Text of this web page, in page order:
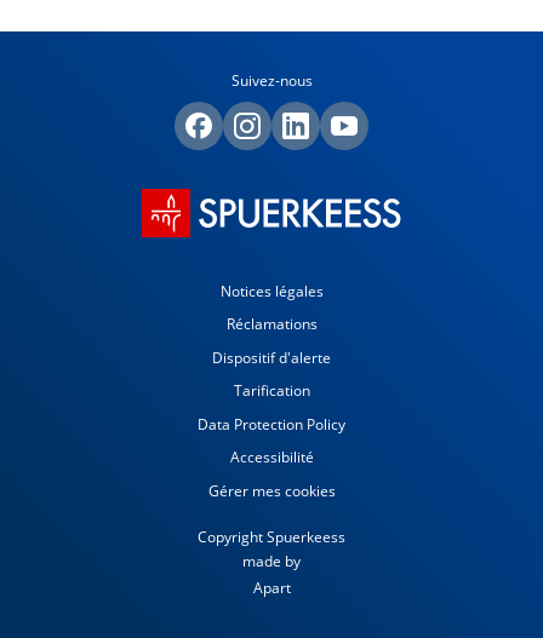
Suivez-nous
Notices légales
Réclamations
Dispositif d'alerte
Tarification
Data Protection Policy
Accessibilité
Gérer mes cookies
Copyright Spuerkeess
made by
Apart